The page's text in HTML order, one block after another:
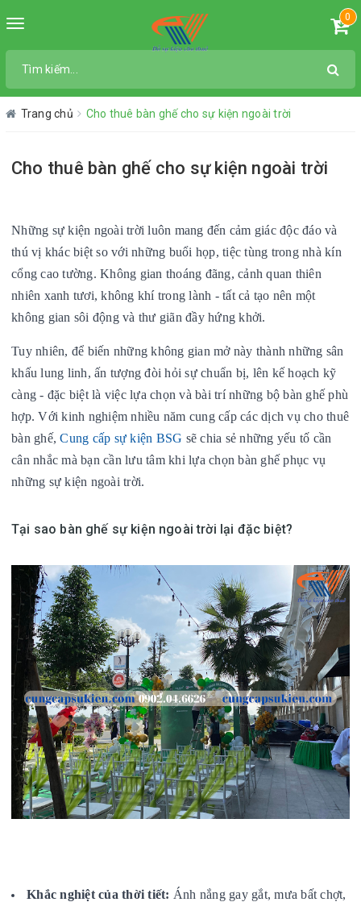
Toggle
0
Trang chủ Cho thuê bàn ghế cho sự kiện ngoài trời
Cho thuê bàn ghế cho sự kiện ngoài trời
Những sự kiện ngoài trời luôn mang đến cảm giác độc đáo và
thú vị khác biệt so với những buổi họp, tiệc tùng trong nhà kín
cổng cao tường. Không gian thoáng đãng, cảnh quan thiên
nhiên xanh tươi, không khí trong lành - tất cả tạo nên một
không gian sôi động và thư giãn đầy hứng khởi.
Tuy nhiên, để biến những không gian mở này thành những sân
khấu lung linh, ấn tượng đòi hỏi sự chuẩn bị, lên kế hoạch kỹ
càng - đặc biệt là việc lựa chọn và bài trí những bộ bàn ghế phù
hợp. Với kinh nghiệm nhiều năm cung cấp các dịch vụ cho thuê
bàn ghế,Cung cấp sự kiện BSG sẽ chia sẻ những yếu tố cần
cân nhắc mà bạn cần lưu tâm khi lựa chọn bàn ghế phục vụ
những sự kiện ngoài trời.
Tại sao bàn ghế sự kiện ngoài trời lại đặc biệt?
Khắc nghiệt của thời tiết: Ánh nắng gay gắt, mưa bất chợt,